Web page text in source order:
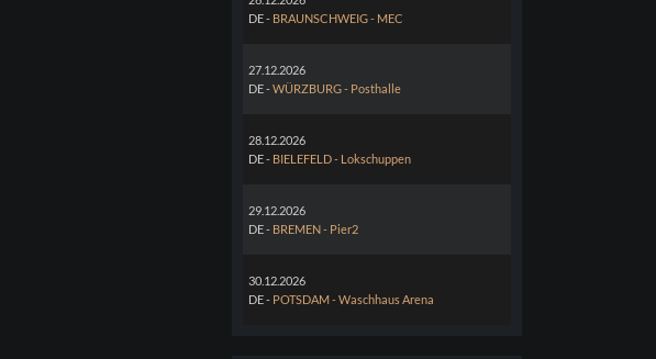
DE - BRAUNSCHWEIG - MEC
27.12.2026
DE -WÜRZBURG - Posthalle
28.12.2026
DE - BIELEFELD - Lokschuppen
29.12.2026
DE - BREMEN - Pier2
30.12.2026
DE - POTSDAM - Waschhaus Arena